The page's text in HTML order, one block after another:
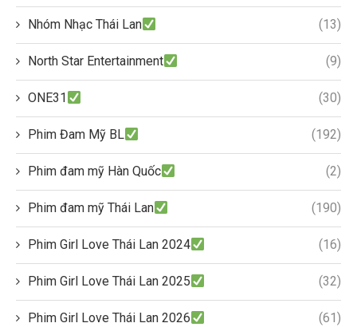
Nhóm Nhạc Thái Lan (13)
North Star Entertainment (9)
ONE31 (30)
Phim Đam Mỹ BL (192)
Phim đam mỹ Hàn Quốc (2)
Phim đam mỹ Thái Lan (190)
Phim Girl Love Thái Lan 2024 (16)
Phim Girl Love Thái Lan 2025 (32)
Phim Girl Love Thái Lan 2026 (61)